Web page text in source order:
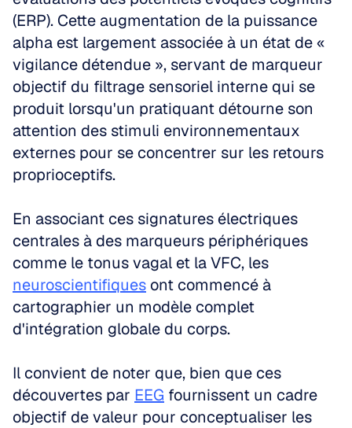
(ERP). Cette augmentation de la puissance
alpha est largement associée à un état de «
vigilance détendue », servant de marqueur
objectif du filtrage sensoriel interne qui se
produit lorsqu'un pratiquant détourne son
attention des stimuli environnementaux
externes pour se concentrer sur les retours
proprioceptifs.
En associant ces signatures électriques
centrales à des marqueurs périphériques
neuroscientifiques ont commencé à
cartographier un modèle complet
d'intégration globale du corps.
Il convient de noter que, bien que ces
découvertes par EEG fournissent un cadre
objectif de valeur pour conceptualiser les